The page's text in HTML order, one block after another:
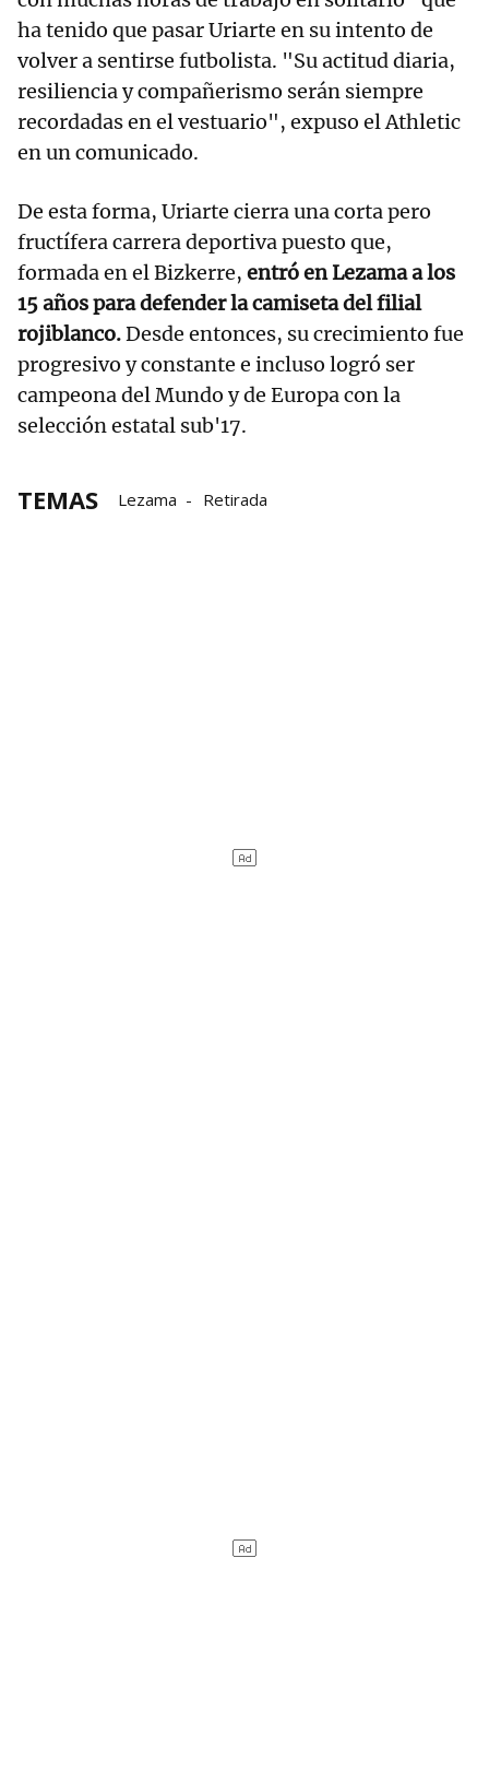
ha tenido que pasar Uriarte en su intento de
volver a sentirse futbolista. "Su actitud diaria,
resiliencia y compañerismo serán siempre
recordadas en el vestuario", expuso el Athletic
en un comunicado.
De esta forma, Uriarte cierra una corta pero
fructífera carrera deportiva puesto que,
formada en el Bizkerre, entró en Lezama a los
15 años para defender la camiseta del filial
rojiblanco.Desde entonces, su crecimiento fue
progresivo y constante e incluso logró ser
campeona del Mundo y de Europa con la
selección estatal sub'17.
TEMAS Lezama Retirada